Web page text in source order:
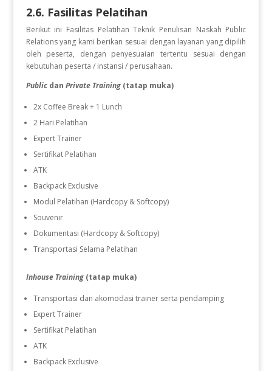
2.6. Fasilitas Pelatihan
Berikut ini Fasilitas PelatihanTeknik Penulisan Naskah Public
Relationsyang kami berikan sesuai dengan layanan yang dipilih
oleh peserta, dengan penyesuaian tertentu sesuai dengan
kebutuhan peserta / instansi / perusahaan.
Publicdan Private Training (tatap muka)
2x Coffee Break + 1 Lunch
2 Hari Pelatihan
Expert Trainer
Sertifikat Pelatihan
ATK
Backpack Exclusive
Modul Pelatihan (Hardcopy & Softcopy)
Souvenir
Dokumentasi (Hardcopy & Softcopy)
Transportasi Selama Pelatihan
Inhouse Training (tatap muka)
Transportasi dan akomodasi trainer serta pendamping
Expert Trainer
Sertifikat Pelatihan
ATK
Backpack Exclusive